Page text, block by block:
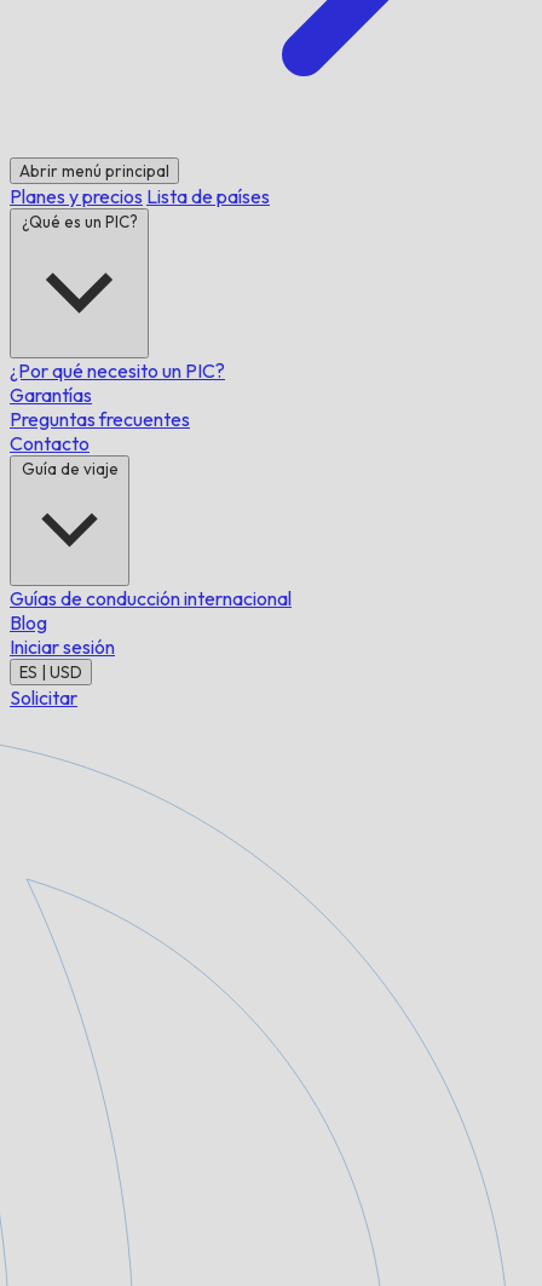
Abrir menú principal
Planes y precios Lista de países
¿Qué es un PIC?
¿Por qué necesito un PIC?
Garantías
Preguntas frecuentes
Contacto
Guía de viaje
Guías de conducción internacional
Blog
Iniciar sesión
ES | USD
Solicitar